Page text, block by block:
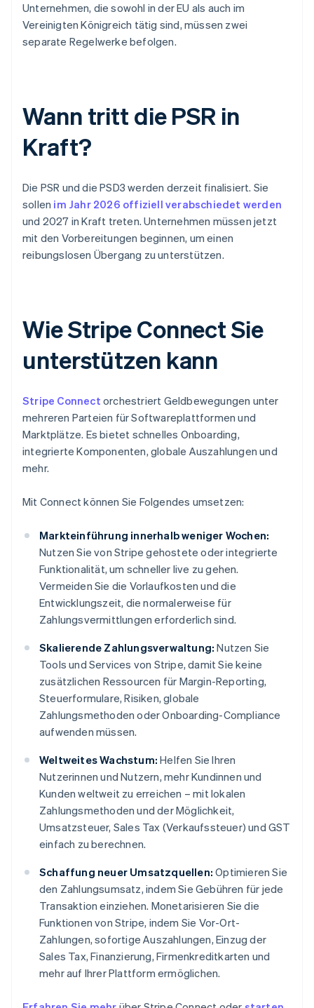
Unternehmen, die sowohl in der EU als auch im
Vereinigten Königreich tätig sind, müssen zwei
separate Regelwerke befolgen.
Wann tritt die PSR in
Kraft?
Die PSR und die PSD3 werden derzeit finalisiert. Sie
sollen im Jahr 2026 offiziell verabschiedet werden
und 2027 in Kraft treten. Unternehmen müssen jetzt
mit den Vorbereitungen beginnen, um einen
reibungslosen Übergang zu unterstützen.
Wie Stripe Connect Sie
unterstützen kann
Stripe Connect orchestriert Geldbewegungen unter
mehreren Parteien für Softwareplattformen und
Marktplätze. Es bietet schnelles Onboarding,
integrierte Komponenten, globale Auszahlungen und
mehr.
Mit Connect können Sie Folgendes umsetzen:
Markteinführung innerhalb weniger Wochen:
Nutzen Sie von Stripe gehostete oder integrierte
Funktionalität, um schneller live zu gehen.
Vermeiden Sie die Vorlaufkosten und die
Entwicklungszeit, die normalerweise für
Zahlungsvermittlungen erforderlich sind.
Skalierende Zahlungsverwaltung: Nutzen Sie
Tools und Services von Stripe, damit Sie keine
zusätzlichen Ressourcen für Margin-Reporting,
Steuerformulare, Risiken, globale
Zahlungsmethoden oder Onboarding-Compliance
aufwenden müssen.
Weltweites Wachstum: Helfen Sie Ihren
Nutzerinnen und Nutzern, mehr Kundinnen und
Kunden weltweit zu erreichen – mit lokalen
Zahlungsmethoden und der Möglichkeit,
Umsatzsteuer, Sales Tax (Verkaufssteuer) und GST
einfach zu berechnen.
Schaffung neuer Umsatzquellen: Optimieren Sie
den Zahlungsumsatz, indem Sie Gebühren für jede
Transaktion einziehen. Monetarisieren Sie die
Funktionen von Stripe, indem Sie Vor-Ort-
Zahlungen, sofortige Auszahlungen, Einzug der
Sales Tax, Finanzierung, Firmenkreditkarten und
mehr auf Ihrer Plattform ermöglichen.